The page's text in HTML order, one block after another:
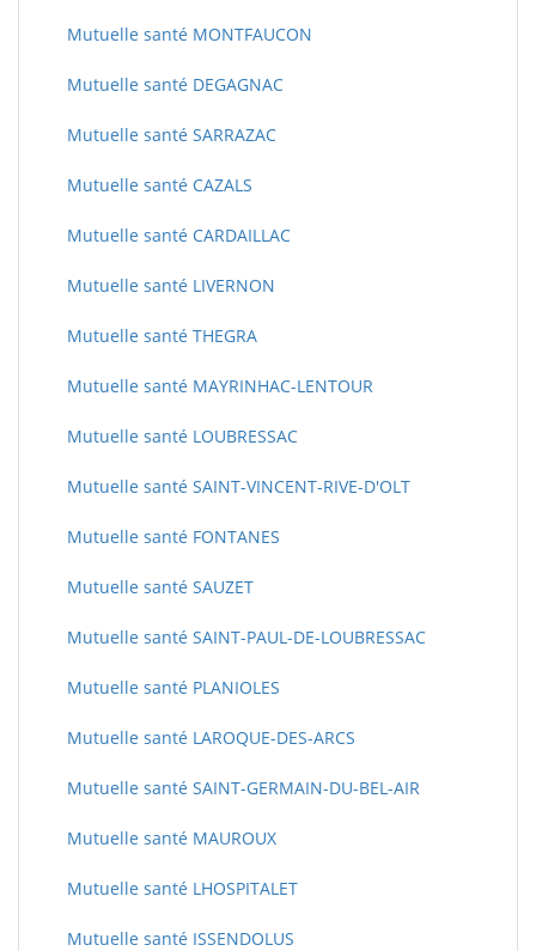
Mutuelle santé MONTFAUCON
Mutuelle santé DEGAGNAC
Mutuelle santé SARRAZAC
Mutuelle santé CAZALS
Mutuelle santé CARDAILLAC
Mutuelle santé LIVERNON
Mutuelle santé THEGRA
Mutuelle santé MAYRINHAC-LENTOUR
Mutuelle santé LOUBRESSAC
Mutuelle santé SAINT-VINCENT-RIVE-D'OLT
Mutuelle santé FONTANES
Mutuelle santé SAUZET
Mutuelle santé SAINT-PAUL-DE-LOUBRESSAC
Mutuelle santé PLANIOLES
Mutuelle santé LAROQUE-DES-ARCS
Mutuelle santé SAINT-GERMAIN-DU-BEL-AIR
Mutuelle santé MAUROUX
Mutuelle santé LHOSPITALET
Mutuelle santé ISSENDOLUS